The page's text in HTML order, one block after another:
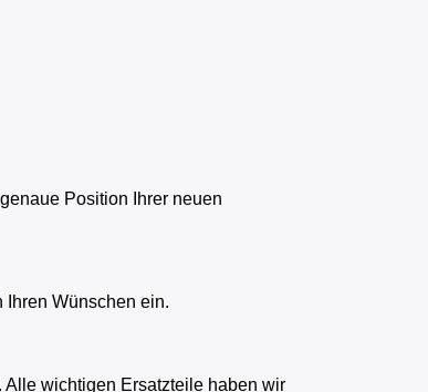
Position Ihrer neuen
Ihren Wünschen ein.
Alle wichtigen Ersatzteile haben wir